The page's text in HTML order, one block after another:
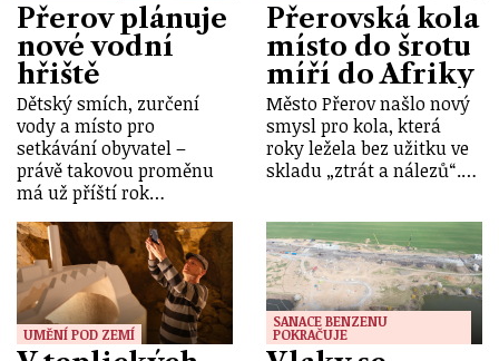
Přerov plánuje
nové vodní
hřiště
Dětský smích, zurčení
vody a místo pro
setkávání obyvatel –
právě takovou proměnu
má už příští rok…
Přerovská kola
místo do šrotu
míří do Afriky
Město Přerov našlo nový
smysl pro kola, která
roky ležela bez užitku ve
skladu „ztrát a nálezů“.…
UMĚNÍ POD ZEMÍ
SANACE BENZENU
POKRAČUJE